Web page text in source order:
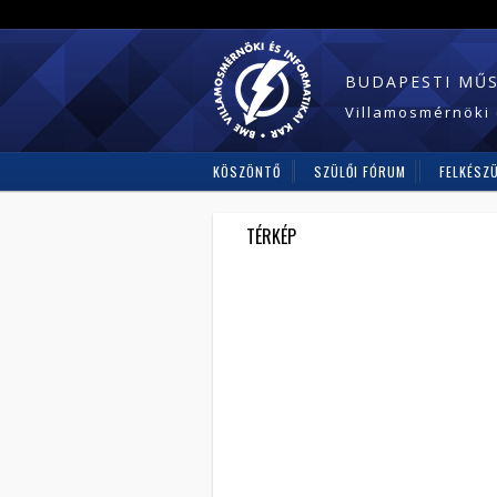
BUDAPESTI
KÖSZÖNTŐ SZÜLŐI FÓRUM
TÉRKÉP